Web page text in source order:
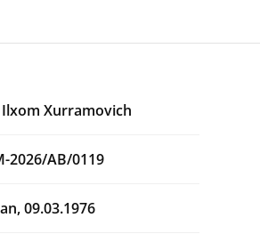
Xurramovich
2026/AB/0119
09.03.1976